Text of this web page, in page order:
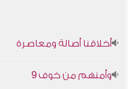
أخلاقنا أصالة ومعاصرة
وأمنهم من خوف 9